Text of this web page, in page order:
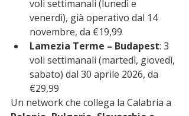
voli settimanali (lunedì e
venerdì), già operativo dal 14
novembre, da €19,99
Lamezia Terme – Budapest: 3
voli settimanali (martedì, giovedì,
sabato) dal 30 aprile 2026, da
€29,99
Un network che collega la Calabria a